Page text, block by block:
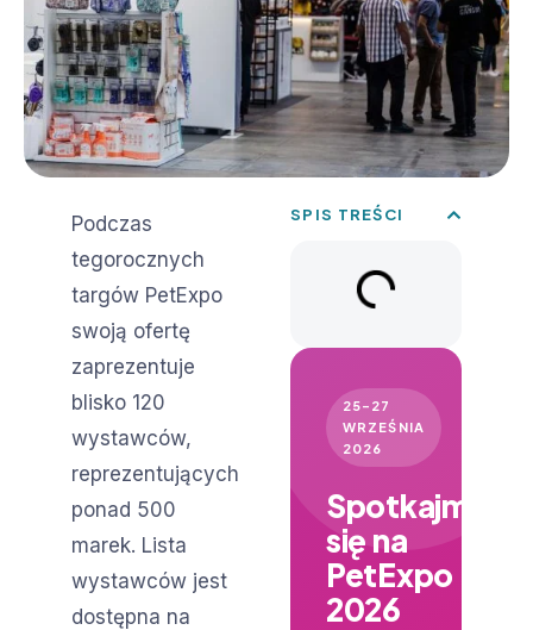
Podczas
tegorocznych
targów PetExpo
swoją ofertę
zaprezentuje
blisko 120
wystawców,
reprezentujących
ponad 500
marek. Lista
wystawców jest
dostępna na
SPIS TREŚCI
25–27
WRZEŚNIA
2026
Spotkajmy
się na
PetExpo
2026